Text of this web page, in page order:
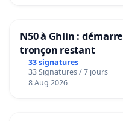
N50 à Ghlin :
tronçon restant
33 signatures
33 Signatures / 7 jours
8 Aug 2026